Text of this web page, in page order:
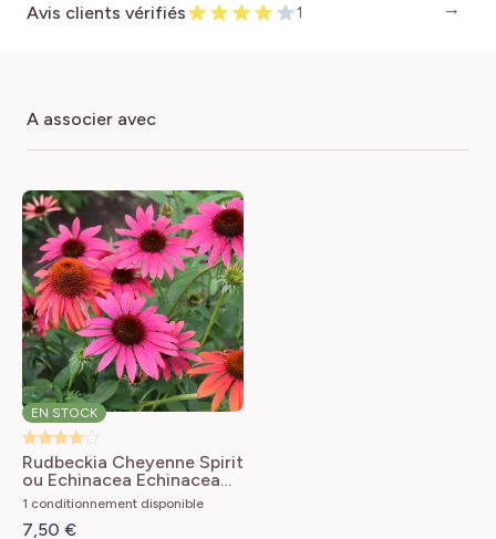
Avis clients vérifiés 1
a associer avec
EN STOCK
Rudbeckia Cheyenne Spirit
ou Echinacea Echinacea
purpurea Cheyenne Spirit
1 conditionnement disponible
7,50 €